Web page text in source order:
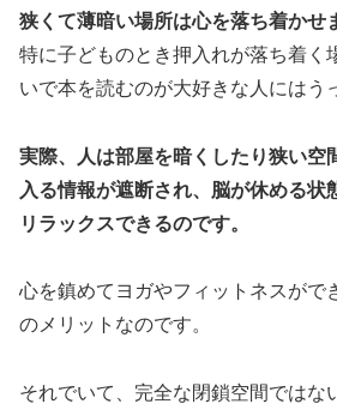
狭くて薄暗い場所は心を落ち着かせ
特に子どものとき押入れが落ち着く
いで本を読むのが大好きな人にはう
実際、人は部屋を暗くしたり狭い空
入る情報が遮断され、脳が休める状
リラックスできるのです。
心を鎮めてヨガやフィットネスがで
のメリットなのです。
それでいて、完全な閉鎖空間ではな